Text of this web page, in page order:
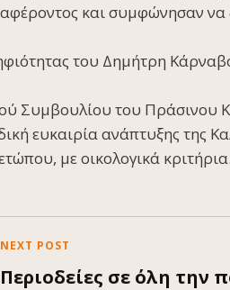
και συμφώνησαν να
του Δημήτρη
Συμβουλίου του Πράσινου
ευκαιρία ανάπτυξης της
με οικολογικά κριτήρια.
NEXT POST
Περιοδείες σε όλη την